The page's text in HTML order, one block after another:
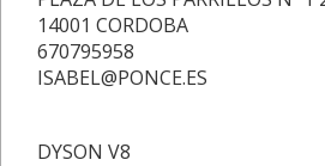
14001 CORDOBA
670795958
ISABEL@PONCE.ES
DYSON V8